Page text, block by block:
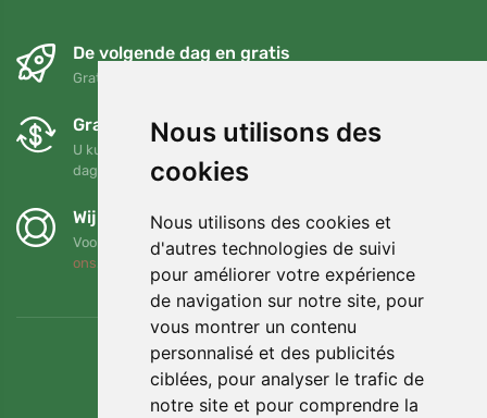
Nous utilisons des
cookies
Nous utilisons des cookies et
d'autres technologies de suivi
pour améliorer votre expérience
de navigation sur notre site, pour
vous montrer un contenu
personnalisé et des publicités
ciblées, pour analyser le trafic de
notre site et pour comprendre la
De volgende dag en gratis
Gratis verzending voor bestellingen boven 95 EUR
Gratis ruilen en retourneren
U kunt uw bestelling op elk gewenst moment binnen 90
dagen retourneren of ruilen
Wij steunen Trees.org
Voor elke bestelling planten we een boom! Lees meer
ons